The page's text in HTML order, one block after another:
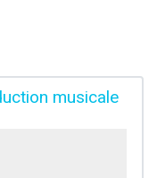
musicale